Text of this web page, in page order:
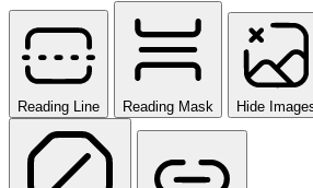
Reading Line Reading Mask Hide